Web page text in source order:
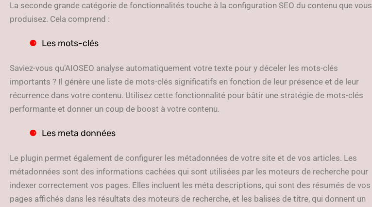
La seconde grande catégorie de fonctionnalités touche à la configuration SEO du contenu que vous
produisez. Cela comprend :
Les mots-clés
Saviez-vous qu’AIOSEO analyse automatiquement votre texte pour y déceler les mots-clés
importants ? Il génère une liste de mots-clés significatifs en fonction de leur présence et de leur
récurrence dans votre contenu. Utilisez cette fonctionnalité pour bâtir une stratégie de mots-clés
performante et donner un coup de boost à votre contenu.
Les meta données
Le plugin permet également de configurer les métadonnées de votre site et de vos articles. Les
métadonnées sont des informations cachées qui sont utilisées par les moteurs de recherche pour
indexer correctement vos pages. Elles incluent les méta descriptions, qui sont des résumés de vos
pages affichés dans les résultats des moteurs de recherche, et les balises de titre, qui donnent un